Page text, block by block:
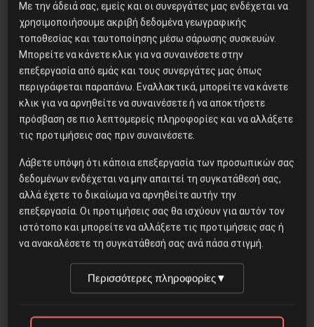
ΤΗΣ ΑΡΙΣΤΕΡΑΣ
Το φασιστικό πραξικόπημα του
ΝΑΤΟ και η εργατική αντίσταση
στο Ντονμπάς
στον αστερισμό των
μικροσωματιδίων
NA AΠOTPEΨOYME THN
YΓEIONOMIKH – ANΘPΩΠIΣTIKH
KATAΣTPOΦH
Η ΚΟΜΙΝΤΕΡΝ ΚΑΙ Η ΠΑΛΗ ΓΙΑ
Με την άδειά σας, εμείς και οι συνεργάτες μας ενδέχεται να
χρησιμοποιήσουμε ακριβή δεδομένα γεωγραφικής
τοποθεσίας και ταυτοποίησης μέσω σάρωσης συσκευών.
Μπορείτε να κάνετε κλικ για να συναινέσετε στην
επεξεργασία από εμάς και τους συνεργάτες μας όπως
περιγράφεται παραπάνω. Εναλλακτικά, μπορείτε να κάνετε
κλικ για να αρνηθείτε να συναινέσετε ή να αποκτήσετε
πρόσβαση σε πιο λεπτομερείς πληροφορίες και να αλλάξετε
τις προτιμήσεις σας πριν συναινέσετε.
Λάβετε υπόψη ότι κάποια επεξεργασία των προσωπικών σας
δεδομένων ενδέχεται να μην απαιτεί τη συγκατάθεσή σας,
αλλά έχετε το δικαίωμα να αρνηθείτε αυτήν την
επεξεργασία. Οι προτιμήσεις σας θα ισχύουν για αυτόν τον
ιστότοπο και μπορείτε να αλλάξετε τις προτιμήσεις σας ή
να ανακαλέσετε τη συγκατάθεσή σας ανά πάσα στιγμή.
Περισσότερες πληροφορίες▼